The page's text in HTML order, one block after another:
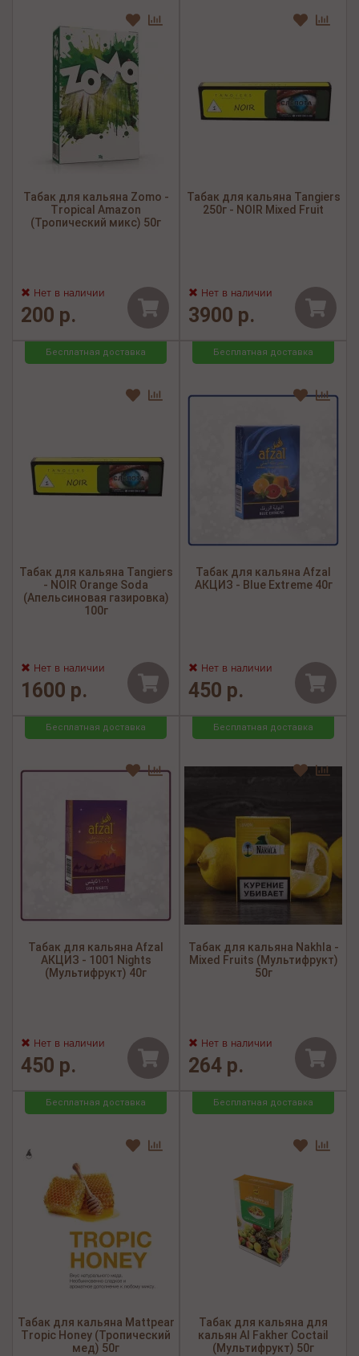
Табак для кальяна Zomo -
Tropical Amazon
(Тропический микс) 50г
Нет в наличии
200 р.
Табак для кальяна Tangiers
250г - NOIR Mixed Fruit
Нет в наличии
3900 р.
Бесплатная доставка
Табак для кальяна Tangiers
- NOIR Orange Soda
(Апельсиновая газировка)
100г
Нет в наличии
1600 р.
Бесплатная доставка
Табак для кальяна Afzal
АКЦИЗ - Blue Extreme 40г
Нет в наличии
450 р.
Бесплатная доставка
Табак для кальяна Afzal
АКЦИЗ - 1001 Nights
(Мультифрукт) 40г
Нет в наличии
450 р.
Бесплатная доставка
Табак для кальяна Nakhla -
Mixed Fruits (Мультифрукт)
50г
Нет в наличии
264 р.
Бесплатная доставка
Табак для кальяна Mattpear
Tropic Honey (Тропический
мед) 50г
Бесплатная доставка
Табак для кальяна для
кальян Al Fakher Coctail
(Мультифрукт) 50г